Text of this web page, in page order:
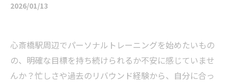
2026/01/13
心斎橋駅周辺でパーソナルトレーニングを始めたいもの
の、明確な目標を持ち続けられるか不安に感じていませ
んか？忙しさや過去のリバウンド経験から、自分に合っ